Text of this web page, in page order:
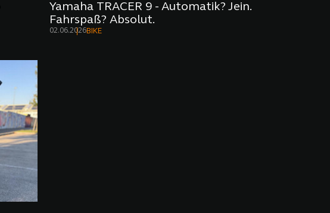
Yamaha TRACER 9 - Automatik? Jein.
Fahrspaß? Absolut.
02.06.2026BIKE